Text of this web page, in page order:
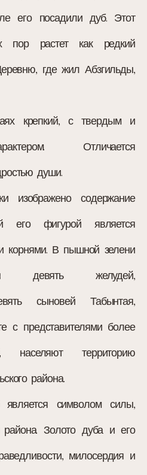
его посадили дуб. Этот
пор растет как редкий
где жил Абзгильды,
крепкий, с твердым и
Отличается
души.
изображено содержание
его фигурой является
корнями. В пышной зелени
девять желудей,
сыновей Табынтая,
с представителями более
населяют территорию
района.
символом силы,
района. Золото дуба и его
милосердия и